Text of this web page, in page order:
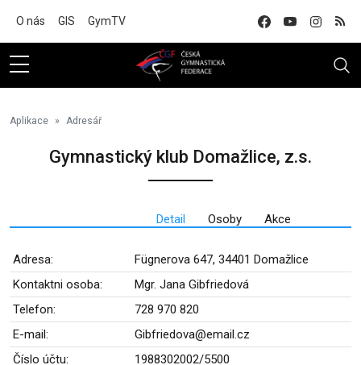
O nás GIS GymTV
Aplikace Adresář
Gymnastický klub Domažlice, z.s.
Detail Osoby Akce
Adresa:
Fügnerova 647, 34401 Domažlice
Kontaktni osoba:
Mgr. Jana Gibfriedová
Telefon:
728 970 820
E-mail:
Gibfriedova@email.cz
Číslo účtu:
1988302002/5500